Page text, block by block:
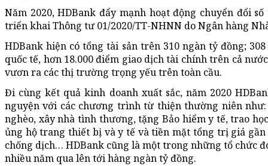
Năm 2020, HDBank đẩy mạnh hoạt động chuyển đổi
triển khai Thông tư 01/2020/TT-NHNN do Ngân hàng
HDBank hiện có tổng tài sản trên 310 ngàn tỷ đồng;
quốc tế, hơn 18.000 điểm giao dịch tài chính trên cả
vươn ra các thị trường trọng yếu trên toàn cầu.
Đi cùng kết quả kinh doanh xuất sắc, năm 2020
nguyện với các chương trình từ thiện thường niên
nghèo, xây nhà tình thương, tặng Bảo hiểm y tế, trao
ủng hộ trang thiết bị và y tế và tiền mặt tổng trị giá
chống dịch… HDBank cũng là một trong những tổ chức
nhiều năm qua lên tới hàng ngàn tỷ đồng.